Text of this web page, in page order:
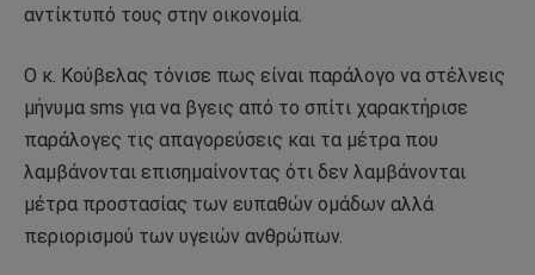
αντίκτυπό τους στην οικονομία.
Ο κ. Κούβελας τόνισε πως είναι παράλογο να στέλνεις
μήνυμα sms για να βγεις από το σπίτι χαρακτήρισε
παράλογες τις απαγορεύσεις και τα μέτρα που
λαμβάνονται επισημαίνοντας ότι δεν λαμβάνονται
μέτρα προστασίας των ευπαθών ομάδων αλλά
περιορισμού των υγειών ανθρώπων.